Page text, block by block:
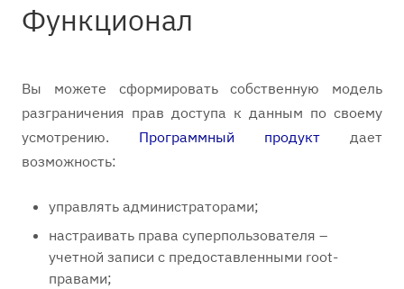
Функционал
Вы можете сформировать собственную модель
разграничения прав доступа к данным по своему
усмотрению. Программный продукт дает
возможность:
управлять администраторами;
настраивать права суперпользователя –
учетной записи с предоставленными root-
правами;